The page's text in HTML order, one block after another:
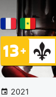
2021